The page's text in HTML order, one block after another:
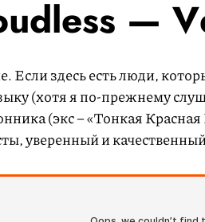
—
Если здесь есть люди,
(хотя я по-прежнему
(экс – «Тонкая Красная
уверенный и